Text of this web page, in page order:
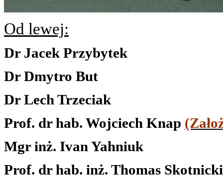
Od lewej:
Dr Jacek Przybytek
Dr Dmytro But
Dr Lech Trzeciak
Prof. dr hab. Wojciech Knap
Mgr inż. Ivan Yahniuk
Prof. dr hab. inż. Thomas Skotnicki